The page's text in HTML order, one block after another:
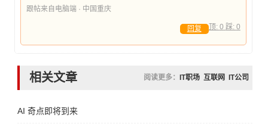
跟帖来自电脑端 · 中国重庆
顶: 0 踩: 0
回复
相关文章 阅读更多： IT职场 互联网 IT公司
AI 奇点即将到来